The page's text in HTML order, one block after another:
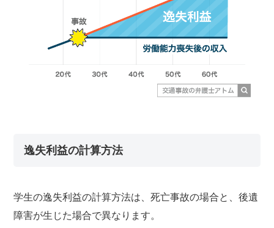
逸失利益の計算方法
学生の逸失利益の計算方法は、死亡事故の場合と、後遺
障害が生じた場合で異なります。